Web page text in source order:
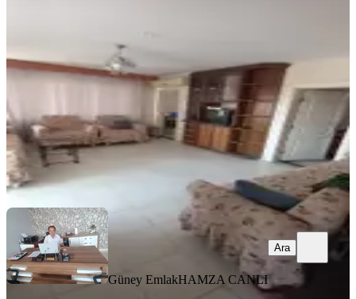
2+1·
3.100.000 ₺3.200.000 ₺
Güney EmlakHAMZA CANLI
Ara
Güney EmlakHAMZA CANLI
Ara